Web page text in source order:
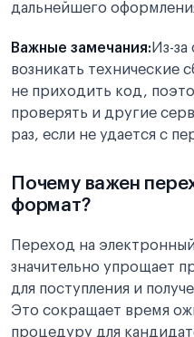
дальнейшего
Важные замечания: Из-
возникать технические
не приходить код,
проверять и другие
раз, если не удается с
Почему важен
формат?
Переход на
значительно упрощает
для поступления и
Это сокращает время
процедуру для